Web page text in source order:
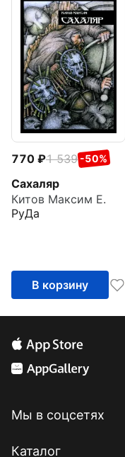
770 1 539 -50%
Сахаляр
Китов Максим Е.
РуДа
В корзину
Мы в соцсетях
Каталог